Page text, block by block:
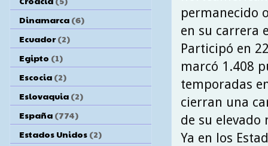
permanecido
en su carrera
Participó en
marcó 1.408
temporadas
cierran una
de su elevado
Ya en los
Dinamarca (6)
Ecuador (2)
Egipto (1)
Escocia (2)
Eslovaquia (2)
España (774)
Estados Unidos (2)